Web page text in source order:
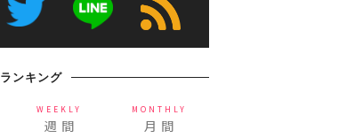
ランキング
WEEKLY
週 間
MONTHLY
月 間